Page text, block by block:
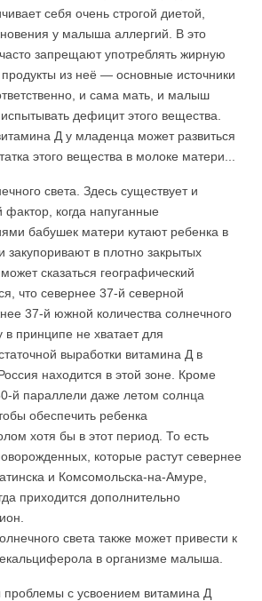
себя очень строгой диетой,
у малыша аллергий. В это
запрещают употреблять жирную
из неё — основные источники
и сама мать, и малыш
дефицит этого вещества.
света. Здесь существует и
фактор, когда напуганные
бабушек матери кутают ребенка в
закупоривают в плотно закрытых
сказаться географический
что севернее 37-й северной
37-й южной количества солнечного
в принципе не хватает для
выработки витамина Д в
находится в этой зоне. Кроме
й параллели даже летом солнца
обеспечить ребенка
хотя бы в этот период. То есть
которые растут севернее
и Комсомольска-на-Амуре,
приходится дополнительно
с усвоением витамина Д